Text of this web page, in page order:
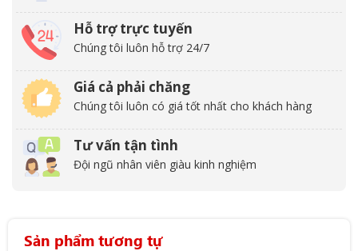
Hỗ trợ trực tuyến
Chúng tôi luôn hỗ trợ 24/7
Giá cả phải chăng
Chúng tôi luôn có giá tốt nhất cho khách hàng
Tư vấn tận tình
Đội ngũ nhân viên giàu kinh nghiệm
Sản phẩm tương tự